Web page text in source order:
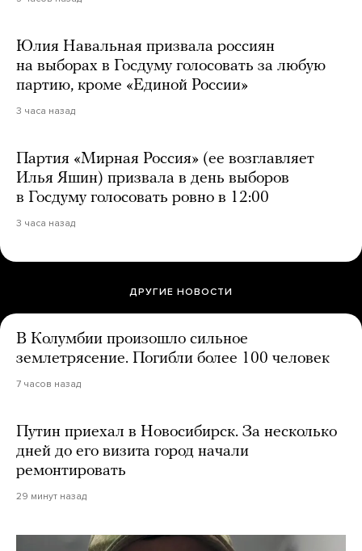
Юлия Навальная призвала россиян
на выборах в Госдуму голосовать за любую
партию, кроме «Единой России»
3 часа назад
Партия «Мирная Россия» (ее возглавляет
Илья Яшин) призвала в день выборов
в Госдуму голосовать ровно в 12:00
3 часа назад
ДРУГИЕ НОВОСТИ
В Колумбии произошло сильное
землетрясение. Погибли более 100 человек
7 часов назад
Путин приехал в Новосибирск. За несколько
дней до его визита город начали
ремонтировать
29 минут назад